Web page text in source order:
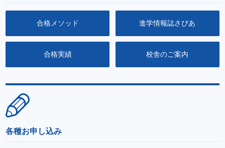
合格メソッド 進学情報誌さぴあ
合格実績 校舎のご案内
各種お申し込み